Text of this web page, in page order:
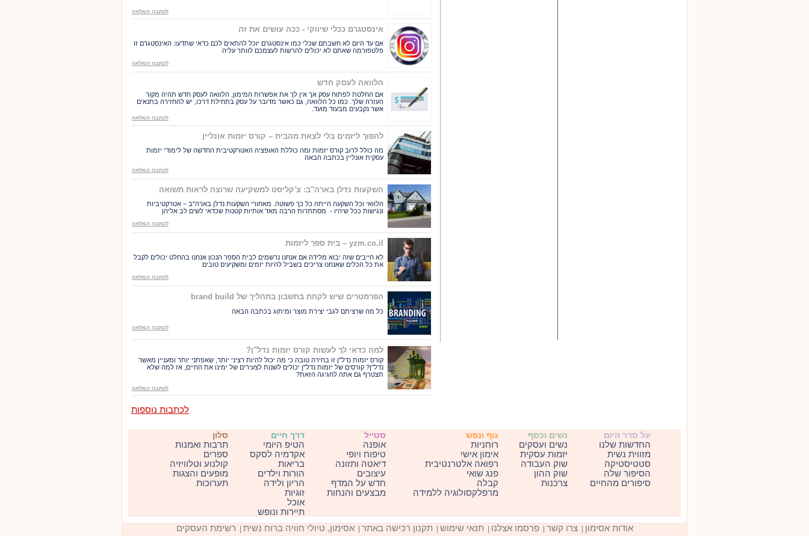
לכתבה המלאה
אינסטגרם ככלי שיווקי - ככה עושים את זה
אם עד היום לא חשבתם שכלי כמו אינסטגרם יוכל להתאים לכם כדאי שתדעו: האינסטגרם זו
פלטפורמה שאתם לא יכולים להרשות לעצמכם לוותר עליה
לכתבה המלאה
הלוואה לעסק חדש
אם החלטת לפתוח עסק אך אין לך את אפשרות המימון, הלוואה לעסק חדש תהיה מקור
העזרה שלך. כמו כל הלוואה, גם כאשר מדובר על עסק בתחילת דרכו, יש להחזירה בתנאים
אשר נקבעים מבעוד מועד.
לכתבה המלאה
להפוך ליזמים בלי לצאת מהבית – קורס יזמות אונליין
מה כולל לרוב קורס יזמות ומה כוללת האופציה האטרקטיבית החדשה של לימודי יזמות
עסקית אונליין בכתבה הבאה
לכתבה המלאה
השקעות נדלן בארה"ב: צ'קליסט למשקיעה שרוצה לראות תשואה
הלוואי וכל השקעה הייתה כל כך פשוטה. מאחורי השקעות נדלן בארה"ב – אטרקטיביות
ונגישות ככל שיהיו - מסתתרות הרבה מאד אותיות קטנות שכדאי לשים לב אליהן
לכתבה המלאה
yzm.co.il – בית ספר ליזמות
לא חייבים שזה יבוא מלידה אם אנחנו נרשמים לבית הספר הנכון אנחנו בהחלט יכולים לקבל
את כל הכלים שאנחנו צריכים בשביל להיות יזמים ומשקיעים טובים
לכתבה המלאה
הפרמטרים שיש לקחת בחשבון בתהליך של brand build
כל מה שרציתם לגבי יצירת מוצר ומיתוג בכתבה הבאה
לכתבה המלאה
למה כדאי לך לעשות קורס יזמות נדל"ן?
קורס יזמות נדל"ן זו בחירה טובה כי מה יכול להיות רציני יותר, שאפתני יותר ומעניין מאשר
נדל"ן? קורסים של יזמות נדל"ן יכולים לשנות לצעירים של ימינו את החיים, אז למה שלא
תצטרף גם אתה לחגיגה הזאת?
לכתבה המלאה
לכתבות נוספות
על סדר היום
החדשות שלנו
מזווית נשית
סטטיסטיקה
הסיפור שלה
סיפורים מהחיים
נשים וכסף
נשים ועסקים
יזמות עסקית
שוק העבודה
שוק ההון
צרכנות
גוף ונפש
רוחניות
אימון אישי
רפואה אלטרנטיבית
פנג שואי
קבלה
מרפלקסולוגיה ללמידה
סטייל
אופנה
טיפוח ויופי
דיאטה ותזונה
עיצובים
חדש על המדף
מבצעים והנחות
דרך חיים
הטיפ היומי
אקדמיה לסקס
בריאות
הורות וילדים
הריון ולידה
זוגיות
אוכל
תיירות ונופש
סלון
תרבות ואמנות
ספרים
קולנוע וטלוויזיה
מופעים והצגות
תערוכות
אודות אסימון |צרו קשר |פרסמו אצלנו תנאי שימוש תקנון רכישה באתר |אסימון, טיולי חוויה ברוח נשית רשימת העסקים